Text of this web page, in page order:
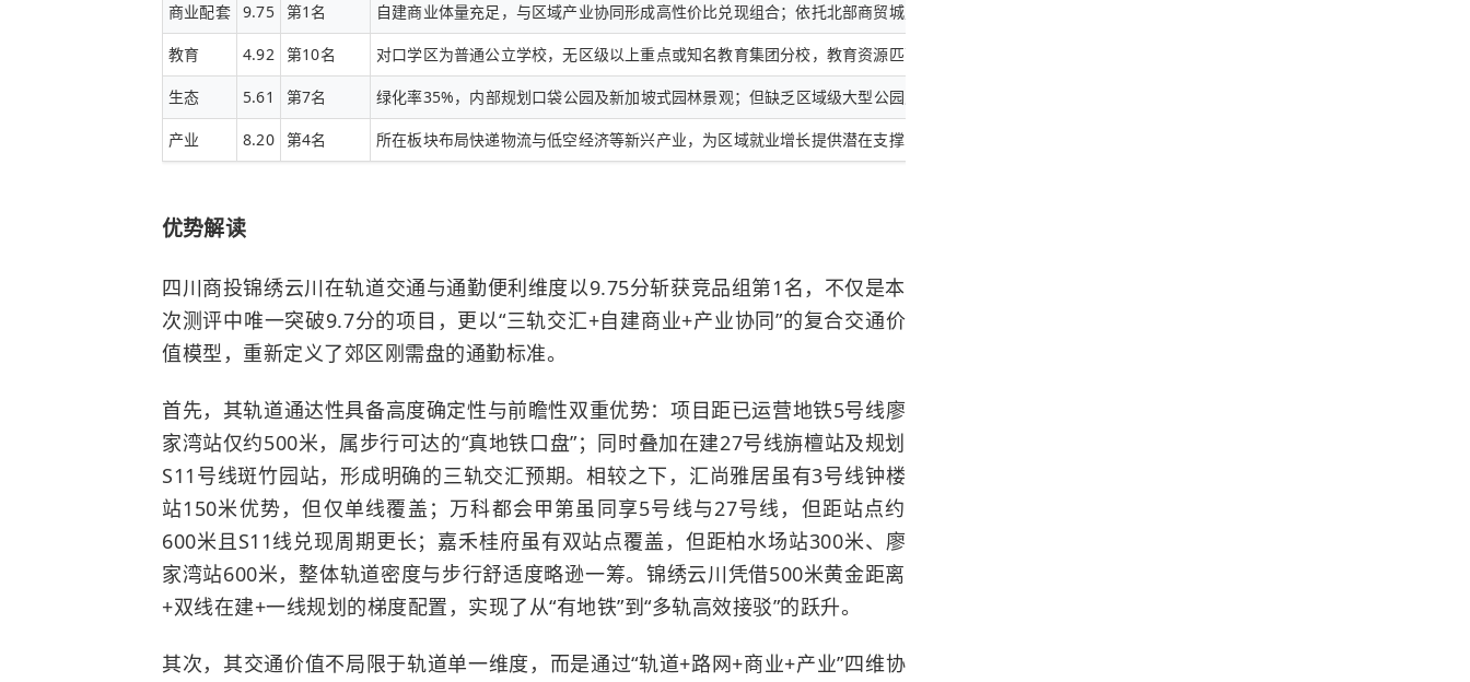
商业配套 9.75 第1名 自建商业体量充足，与区域产业协同形成高性价比兑现组合；依托北部商贸城定位，商业能级与落地确定性显著优于同板块竞品
教育 4.92 第10名 对口学区为普通公立学校，无区级以上重点或知名教育集团分校，教育资源匹配度处于竞品组末端
生态 5.61 第7名 绿化率35%，内部规划口袋公园及新加坡式园林景观；但缺乏区域级大型公园支撑，生态资源主要依赖社区内生营造
产业 8.20 第4名 所在板块布局快递物流与低空经济等新兴产业，为区域就业增长提供潜在支撑，产业能级高于多数同质竞品
优势解读
四川商投锦绣云川在轨道交通与通勤便利维度以9.75分斩获竞品组第1名，不仅是本
次测评中唯一突破9.7分的项目，更以“三轨交汇+自建商业+产业协同”的复合交通价
值模型，重新定义了郊区刚需盘的通勤标准。
首先，其轨道通达性具备高度确定性与前瞻性双重优势：项目距已运营地铁5号线廖
家湾站仅约500米，属步行可达的“真地铁口盘”；同时叠加在建27号线旃檀站及规划
S11号线斑竹园站，形成明确的三轨交汇预期。相较之下，汇尚雅居虽有3号线钟楼
站150米优势，但仅单线覆盖；万科都会甲第虽同享5号线与27号线，但距站点约
600米且S11线兑现周期更长；嘉禾桂府虽有双站点覆盖，但距柏水场站300米、廖
家湾站600米，整体轨道密度与步行舒适度略逊一筹。锦绣云川凭借500米黄金距离
+双线在建+一线规划的梯度配置，实现了从“有地铁”到“多轨高效接驳”的跃升。
其次，其交通价值不局限于轨道单一维度，而是通过“轨道+路网+商业+产业”四维协